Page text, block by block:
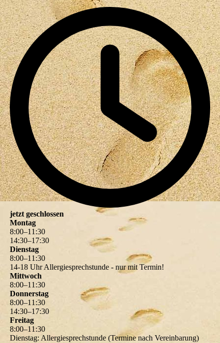
jetzt geschlossen
Montag
8:00–11 :30
14:30–17:30
Dienstag
8:00–11 :30
14-18 Uhr Allergiesprechstunde - nur mit Termin!
Mittwoch
8:00–11 :30
Donnerstag
8:00–11 :30
14:30–17:30
Freitag
8:00–11 :30
Dienstag: Allergiesprechstunde (Termine nach Vereinbarung)